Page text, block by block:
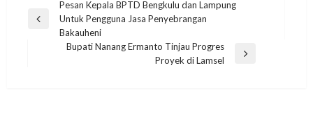
Navigasi
pos
Previous
Pesan Kepala BPTD Bengkulu dan Lampung
Untuk Pengguna Jasa Penyebrangan
Bakauheni
Bupati Nanang Ermanto Tinjau Progres
Proyek di Lamsel